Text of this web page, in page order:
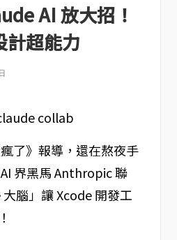
AI 放大招！
計超能力
了》報導，還在熬夜手
界黑馬 Anthropic 聯
腦」讓 Xcode 開發工